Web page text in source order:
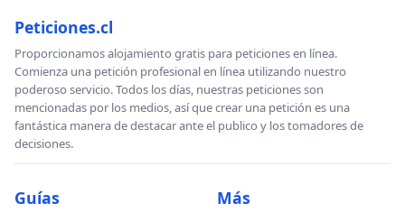
Peticiones.cl
Proporcionamos alojamiento gratis para peticiones en línea.
Comienza una petición profesional en línea utilizando nuestro
poderoso servicio. Todos los días, nuestras peticiones son
mencionadas por los medios, así que crear una petición es una
fantástica manera de destacar ante el publico y los tomadores de
decisiones.
Guías Más